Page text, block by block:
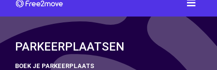
PARKEERPLAATSEN
BOEK JE PARKEERPLAATS